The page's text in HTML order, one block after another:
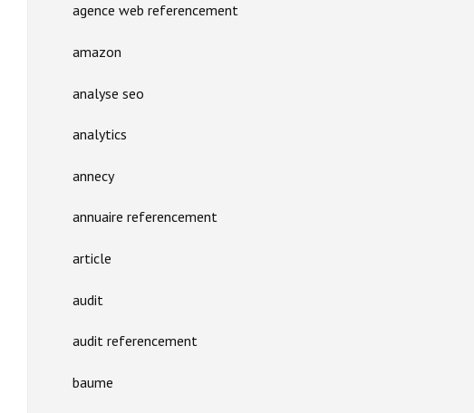
agence web referencement
amazon
analyse seo
analytics
annecy
annuaire referencement
article
audit
audit referencement
baume